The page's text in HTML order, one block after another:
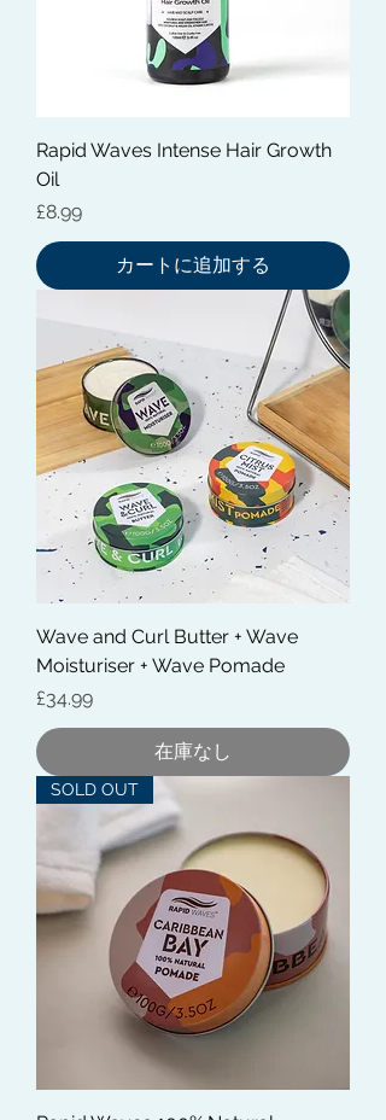
Rapid Waves Intense Hair Growth
Oil
価格
£8.99
カートに追加する
Wave and Curl Butter + Wave
Moisturiser + Wave Pomade
価格
£34.99
在庫なし
SOLD OUT